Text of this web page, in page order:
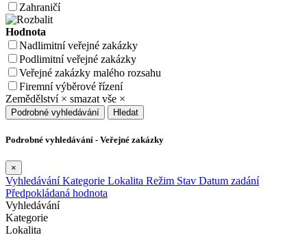
Zahraničí
Hodnota
Nadlimitní veřejné zakázky
Podlimitní veřejné zakázky
Veřejné zakázky malého rozsahu
Firemní výběrové řízení
Zemědělství × smazat vše ×
Podrobné vyhledávání Hledat
Podrobné vyhledávání - Veřejné zakázky
×
Vyhledávání Kategorie Lokalita Režim Stav Datum zadání
Předpokládaná hodnota
Vyhledávání
Kategorie
Lokalita